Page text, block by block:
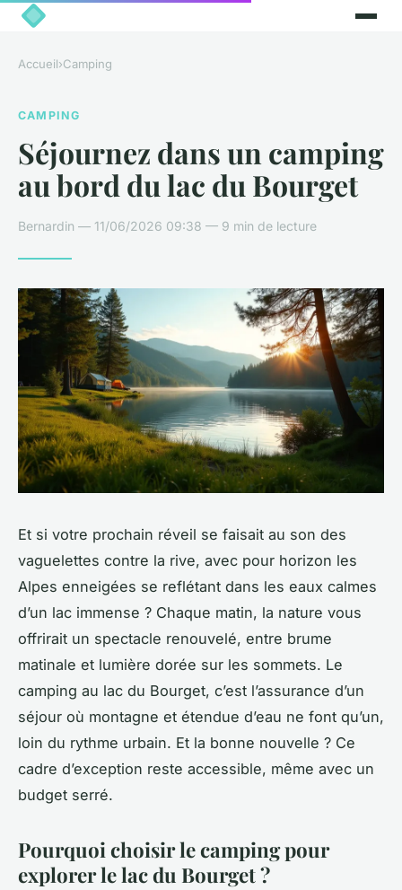
Accueil›Camping
CAMPING
Séjournez dans un camping
au bord du lac du Bourget
Bernardin — 11/06/2026 09:38 — 9 min de lecture
Et si votre prochain réveil se faisait au son des
vaguelettes contre la rive, avec pour horizon les
Alpes enneigées se reflétant dans les eaux calmes
d’un lac immense ? Chaque matin, la nature vous
offrirait un spectacle renouvelé, entre brume
matinale et lumière dorée sur les sommets. Le
camping au lac du Bourget, c’est l’assurance d’un
séjour où montagne et étendue d’eau ne font qu’un,
loin du rythme urbain. Et la bonne nouvelle ? Ce
cadre d’exception reste accessible, même avec un
budget serré.
Pourquoi choisir le camping pour
explorer le lac du Bourget ?